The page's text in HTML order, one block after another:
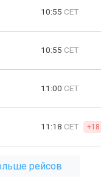
10:55 CET
10:55 CET
11:00 CET
11:18 CET
рейсов